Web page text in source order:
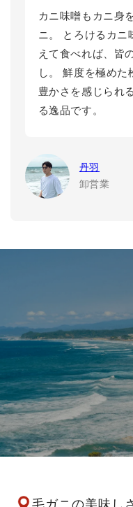
カニ味噌もカニ身
ニ。 とろけるカニ
えて食べれば、皆
し。 鮮度を極めた
豊かさを感じられ
る逸品です。
丹羽
卸営業